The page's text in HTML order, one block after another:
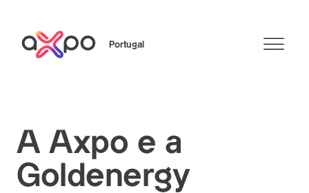
Portugal
A Axpo e a
Goldenergy